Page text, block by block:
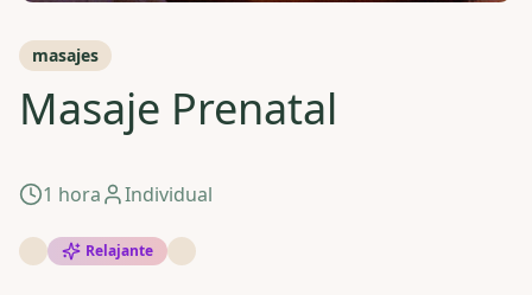
masajes
Masaje Prenatal
1 hora Individual
Relajante